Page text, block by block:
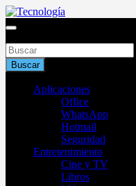
Saltar
al
Tecnología
Buscar
Aplicaciones
Office
WhatsApp
Hotmail
Seguridad
Entretenimiento
Cine y TV
Libros